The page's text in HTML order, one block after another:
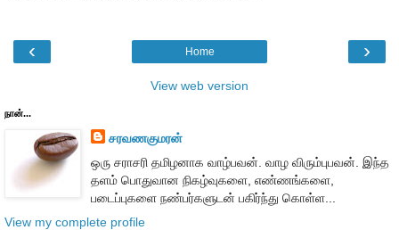
‹ ›
Home
View web version
நான்...
சரவணகுமரன்
ஒரு சராசரி தமிழனாக வாழ்பவன். வாழ விரும்புபவன். இந்த
தளம் பொதுவான நிகழ்வுகளை, எண்ணங்களை,
படைப்புகளை நண்பர்களுடன் பகிர்ந்து கொள்ள...
View my complete profile